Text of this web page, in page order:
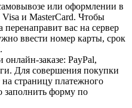
или оформлении в
Visa и MasterCard. Чтобы
перенаправит вас на сервер
ввести номер карты, срок
заказе: PayPal,
Для совершения покупки
на страницу платежного
заполнить форму по